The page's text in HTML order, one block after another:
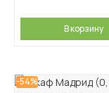
В корзину
-54%